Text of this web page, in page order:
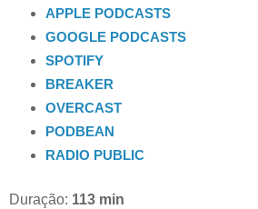
APPLE PODCASTS
GOOGLE PODCASTS
SPOTIFY
BREAKER
OVERCAST
PODBEAN
RADIO PUBLIC
Duração: 113 min